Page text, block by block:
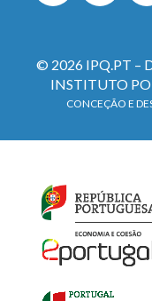
© 2026 IPQ.PT –
INSTITUTO
CONCEÇÃO E